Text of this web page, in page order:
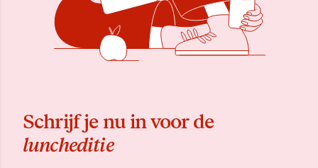
Schrijf je nu in voor de
luncheditie